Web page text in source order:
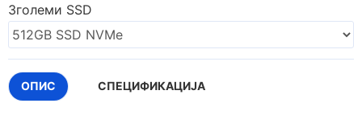
Зголеми SSD
ОПИС СПЕЦИФИКАЦИЈА